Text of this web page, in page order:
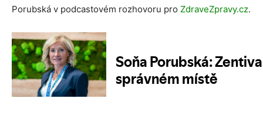
Porubská v podcastovém rozhovoru pro ZdraveZpravy.cz.